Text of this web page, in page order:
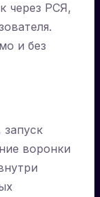
через РСЯ,
и без
воронки